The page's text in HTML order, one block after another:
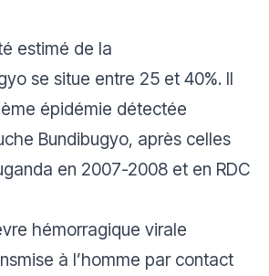
estimé de la
se situe entre 25 et 40%. Il
épidémie détectée
Bundibugyo, après celles
en 2007-2008 et en RDC
hémorragique virale
à l’homme par contact